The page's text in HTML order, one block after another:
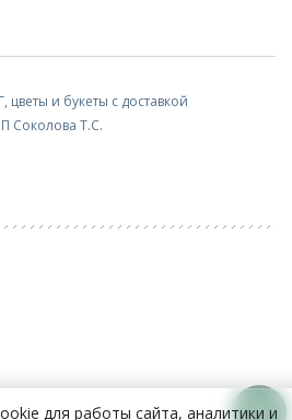
и букеты с доставкой
Соколова Т.С.
для работы сайта, аналитики и